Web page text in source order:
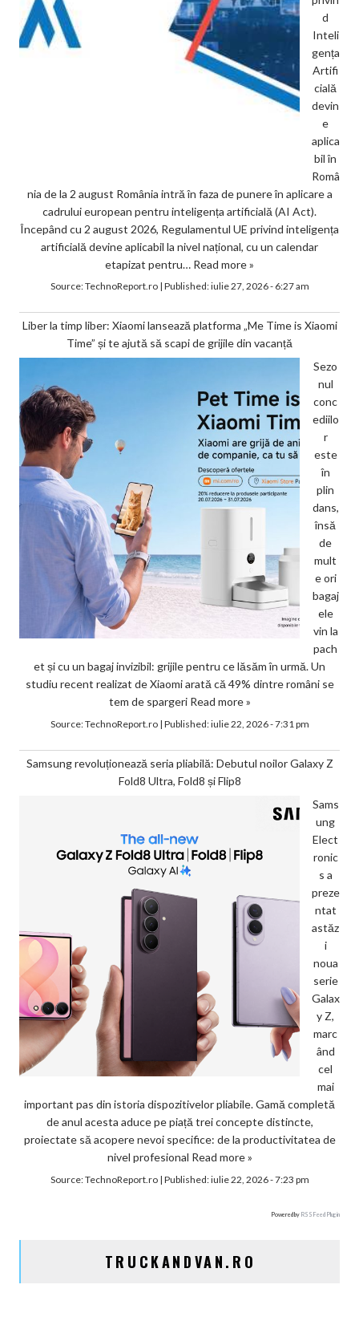
d
Inteli
gența
Artifi
cială
devin
e
aplica
bil în
Româ
nia de la 2 august România intră în faza de punere în aplicare a
cadrului european pentru inteligența artificială (AI Act).
Începând cu 2 august 2026, Regulamentul UE privind inteligența
artificială devine aplicabil la nivel național, cu un calendar
etapizat pentru… Read more »
Source:TechnoReport.ro| Published:iulie 27, 2026 - 6:27 am
Liber la timp liber: Xiaomi lansează platforma „Me Time is Xiaomi
Time” și te ajută să scapi de grijile din vacanță
Sezo
nul
conc
ediilo
r
este
în
plin
dans,
însă
de
mult
e ori
bagaj
ele
vin la
pach
et și cu un bagaj invizibil: grijile pentru ce lăsăm în urmă. Un
studiu recent realizat de Xiaomi arată că 49% dintre români se
tem de spargeri Read more »
Source:TechnoReport.ro| Published:iulie 22, 2026 - 7:31 pm
Samsung revoluționează seria pliabilă: Debutul noilor Galaxy Z
Fold8 Ultra, Fold8 și Flip8
Sams
ung
Elect
ronic
s a
preze
ntat
astăz
i
noua
serie
Galax
y Z,
marc
ând
cel
mai
important pas din istoria dispozitivelor pliabile. Gamă completă
de anul acesta aduce pe piață trei concepte distincte,
proiectate să acopere nevoi specifice: de la productivitatea de
nivel profesional Read more »
Source:TechnoReport.ro| Published:iulie 22, 2026 - 7:23 pm
Powered by RSS Feed Plugin
TRUCKANDVAN.RO